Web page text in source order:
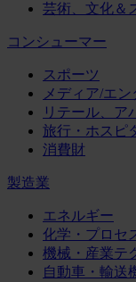
芸術、文化＆
コンシューマー
スポーツ
メディア/エ
リテール、ア
旅行・ホスピ
消費財
製造業
エネルギー
化学・プロセ
機械・産業テ
自動車・輸送